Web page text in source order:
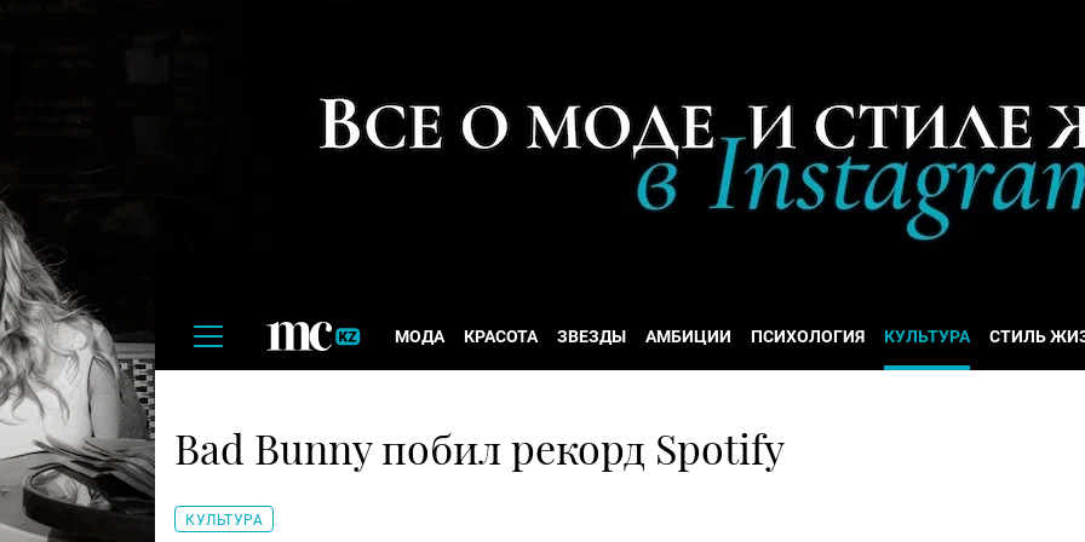
МОДА КРАСОТА ЗВЕЗДЫ АМБИЦИИ ПСИХОЛОГИЯ КУЛЬТУРА СТИЛЬ
Bad Bunny побил рекорд Spotify
КУЛЬТУРА